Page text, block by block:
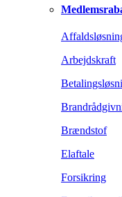
Arbejdskraft
Brændstof
Elaftale
Forsikring